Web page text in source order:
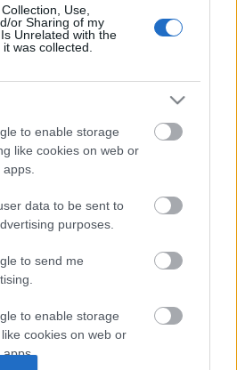
Use,
or Sharing of my
Unrelated with the
was collected.
to enable storage
like cookies on web or
data to be sent to
purposes.
to send me
to enable storage
cookies on web or
apps.
Radnóti Színház Szőcs Artur
Tesla Labor
jön az év legvidámabb